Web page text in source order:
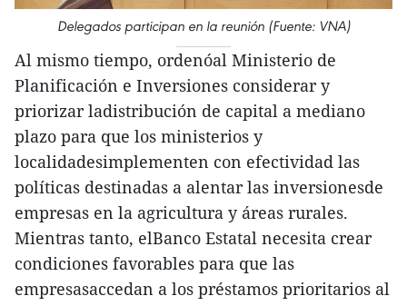
Delegados participan en la reunión (Fuente: VNA)
Al mismo tiempo, ordenóal Ministerio de
Planificación e Inversiones considerar y
priorizar ladistribución de capital a mediano
plazo para que los ministerios y
localidadesimplementen con efectividad las
políticas destinadas a alentar las inversionesde
empresas en la agricultura y áreas rurales.
Mientras tanto, elBanco Estatal necesita crear
condiciones favorables para que las
empresasaccedan a los préstamos prioritarios al